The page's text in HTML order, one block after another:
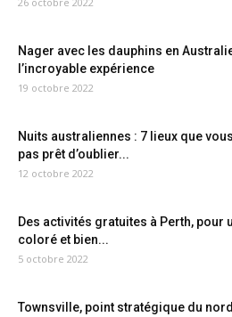
Nager avec les dauphins en
l’incroyable expérience
19 octobre 2022
Nuits australiennes : 7 lieux que vous
pas prêt d’oublier...
12 octobre 2022
Des activités gratuites à Perth, pour
coloré et bien...
5 octobre 2022
Townsville, point stratégique du nord